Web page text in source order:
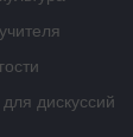
дискуссий